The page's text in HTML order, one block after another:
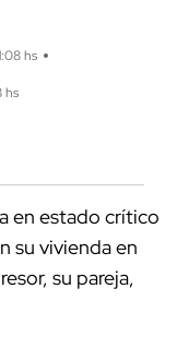
hs
hs
en estado crítico
su vivienda en
su pareja,